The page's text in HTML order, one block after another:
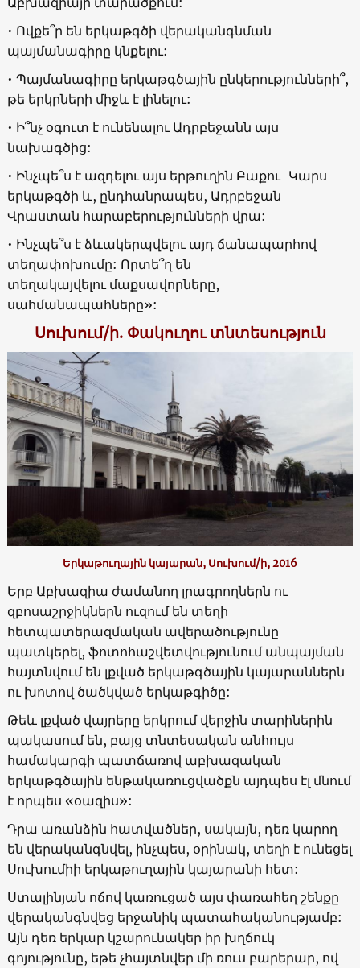
• Ովքե՞ր են երկաթգծի վերականգնման
պայմանագիրը կնքելու:
• Պայմանագիրը երկաթգծային ընկերությունների՞,
թե երկրների միջև է լինելու:
• Ի՞նչ օգուտ է ունենալու Ադրբեջանն այս
նախագծից:
• Ինչպե՞ս է ազդելու այս երթուղին Բաքու-Կարս
երկաթգծի և, ընդհանրապես, Ադրբեջան-
Վրաստան հարաբերությունների վրա:
• Ինչպե՞ս է ձևակերպվելու այդ ճանապարհով
տեղափոխումը: Որտե՞ղ են
տեղակայվելու մաքսավորները,
սահմանապահները»:
Սուխում/ի. Փակուղու տնտեսություն
Երկաթուղային կայարան, Սուխում/ի, 2016
Երբ Աբխազիա ժամանող լրագրողներն ու
զբոսաշրջիկներն ուզում են տեղի
հետպատերազմական ավերածությունը
պատկերել, ֆոտոհաշվետվությունում անպայման
հայտնվում են լքված երկաթգծային կայարաններն
ու խոտով ծածկված երկաթգիծը:
Թեև լքված վայրերը երկրում վերջին տարիներին
պակասում են, բայց տնտեսական անհույս
համակարգի պատճառով աբխազական
երկաթգծային ենթակառուցվածքն այդպես էլ մնում
է որպես «օազիս»:
Դրա առանձին հատվածներ, սակայն, դեռ կարող
են վերականգնվել, ինչպես, օրինակ, տեղի է ունեցել
Սուխումիի երկաթուղային կայարանի հետ:
Ստալինյան ոճով կառուցած այս փառահեղ շենքը
վերականգնվեց երջանիկ պատահականությամբ:
Այն դեռ երկար կշարունակեր իր խղճուկ
գոյությունը, եթե չհայտնվեր մի ռուս բարերար, ով